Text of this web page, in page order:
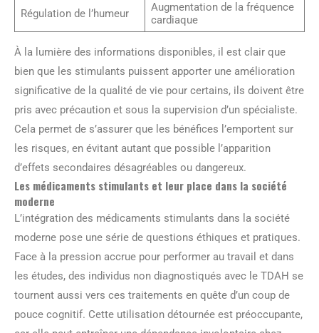
Régulation de l’humeur
Augmentation de la fréquence
cardiaque
À la lumière des informations disponibles, il est clair que
bien que les stimulants puissent apporter une amélioration
significative de la qualité de vie pour certains, ils doivent être
pris avec précaution et sous la supervision d’un spécialiste.
Cela permet de s’assurer que les bénéfices l’emportent sur
les risques, en évitant autant que possible l’apparition
d’effets secondaires désagréables ou dangereux.
Les médicaments stimulants et leur place dans la société
moderne
L’intégration des médicaments stimulants dans la société
moderne pose une série de questions éthiques et pratiques.
Face à la pression accrue pour performer au travail et dans
les études, des individus non diagnostiqués avec le TDAH se
tournent aussi vers ces traitements en quête d’un coup de
pouce cognitif. Cette utilisation détournée est préoccupante,